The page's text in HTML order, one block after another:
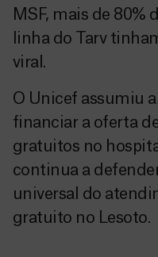
MSF, mais de 80%
linha do Tarv
viral.
O Unicef assumiu
financiar a oferta
gratuitos no
continua a
universal do
gratuito no Lesoto.